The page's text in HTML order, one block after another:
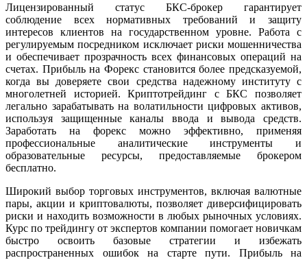
Лицензированный статус БКС-брокер гарантирует
соблюдение всех нормативных требований и защиту
интересов клиентов на государственном уровне. Работа с
регулируемым посредником исключает риски мошенничества
и обеспечивает прозрачность всех финансовых операций на
счетах. Прибыль на Форекс становится более предсказуемой,
когда вы доверяете свои средства надежному институту с
многолетней историей. Криптотрейдинг с БКС позволяет
легально зарабатывать на волатильности цифровых активов,
используя защищенные каналы ввода и вывода средств.
Заработать на форекс можно эффективно, применяя
профессиональные аналитические инструменты и
образовательные ресурсы, предоставляемые брокером
бесплатно.
Широкий выбор торговых инструментов, включая валютные
пары, акции и криптовалюты, позволяет диверсифицировать
риски и находить возможности в любых рыночных условиях.
Курс по трейдингу от экспертов компании помогает новичкам
быстро освоить базовые стратегии и избежать
распространенных ошибок на старте пути. Прибыль на